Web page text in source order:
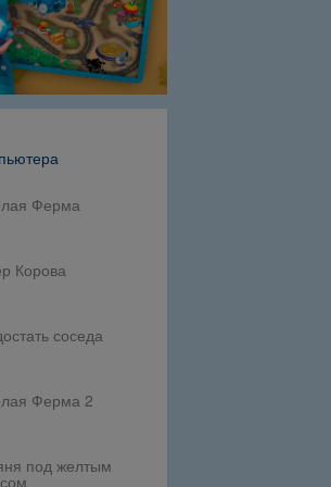
Ферма
Корова
соседа
Ферма 2
под желтым